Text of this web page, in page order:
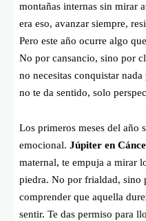
montañas internas sin mirar
era eso, avanzar siempre,
Pero este año ocurre algo
No por cansancio, sino por
no necesitas conquistar
no te da sentido, solo
Los primeros meses del año
emocional. Júpiter en
maternal, te empuja a mirar
piedra. No por frialdad, sino
comprender que aquella
sentir. Te das permiso para